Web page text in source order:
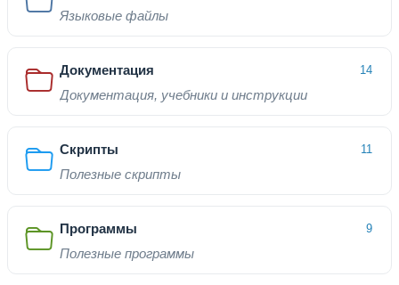
Языковые файлы
Документация 14
Документация, учебники и инструкции
Скрипты 11
Полезные скрипты
Программы 9
Полезные программы